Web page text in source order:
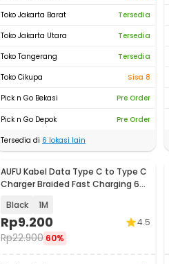
Toko Jakarta Barat
Tersedia
Toko Jakarta Utara
Tersedia
Toko Tangerang
Tersedia
Toko Cikupa
Sisa 8
Pick n Go Bekasi
Pre Order
Pick n Go Depok
Pre Order
Tersedia di 6 lokasi lain
AUFU Kabel Data Type C to Type C
Charger Braided Fast Charging 6A
Black 1M
Rp9.200
Rp22.900 60%
4.5